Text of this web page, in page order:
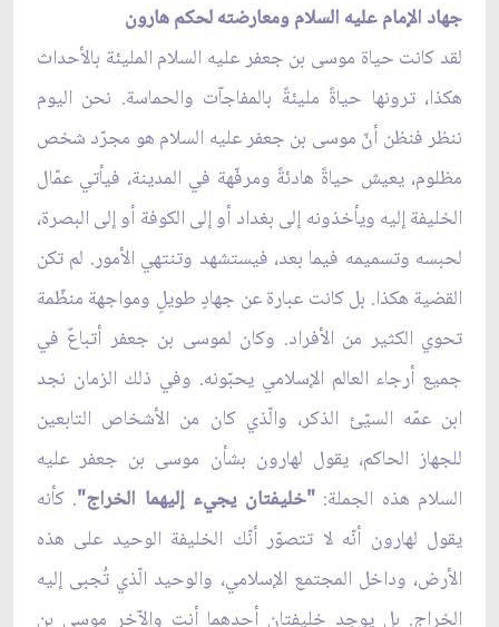
جهاد الإمام عليه السلام ومعارضته لحكم هارون
لقد كانت حياة موسى بن جعفر عليه السلام المليئة بالأحداث
هكذا، ترونها حياةً مليئةً بالمفاجآت والحماسة. نحن اليوم
ننظر فنظن أنّ موسى بن جعفر عليه السلام هو مجرّد شخص
مظلوم، يعيش حياةً هادئةً ومرفّهة في المدينة، فيأتي عمّال
الخليفة إليه ويأخذونه إلى بغداد أو إلى الكوفة أو إلى البصرة،
لحبسه وتسميمه فيما بعد، فيستشهد وتنتهي الأمور. لم تكن
القضية هكذا. بل كانت عبارة عن جهادٍ طويلٍ ومواجهة منظّمة
تحوي الكثير من الأفراد. وكان لموسى بن جعفر أتباعٌ في
جميع أرجاء العالم الإسلامي يحبّونه. وفي ذلك الزمان نجد
ابن عمّه السيّئ الذكر، والّذي كان من الأشخاص التابعين
للجهاز الحاكم، يقول لهارون بشأن موسى بن جعفر عليه
السلام هذه الجملة:"خليفتان يجيء إليهما الخراج". كأنه
يقول لهارون أنّه لا تتصوّر أنّك الخليفة الوحيد على هذه
الأرض، وداخل المجتمع الإسلامي، والوحيد الّذي تُجبى إليه
الخراج. بل يوجد خليفتان أحدهما أنت والآخر موسى بن